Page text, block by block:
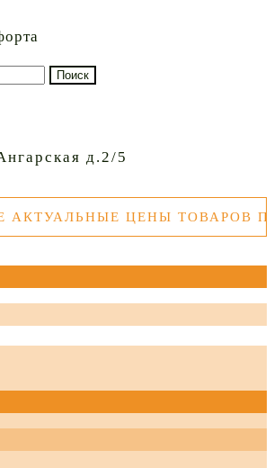
Поиск
д.2/5
ЦЕНЫ ТОВАРОВ ПЕРЕД